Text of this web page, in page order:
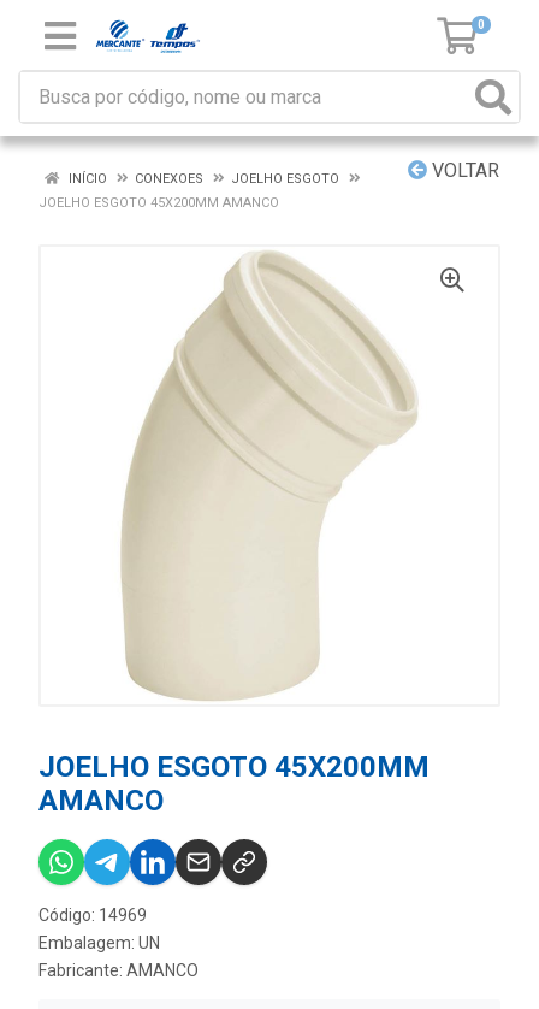
0
VOLTAR
INÍCIO CONEXOES
JOELHO ESGOTO
JOELHO ESGOTO 45X200MM AMANCO
JOELHO ESGOTO 45X200MM
AMANCO
Código: 14969
Embalagem: UN
Fabricante: AMANCO